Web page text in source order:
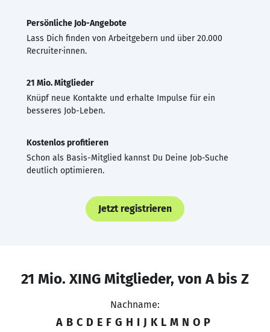
Persönliche Job-Angebote
Lass Dich finden von Arbeitgebern und über 20.000
Recruiter·innen.
21 Mio. Mitglieder
Knüpf neue Kontakte und erhalte Impulse für ein
besseres Job-Leben.
Kostenlos profitieren
Schon als Basis-Mitglied kannst Du Deine Job-Suche
deutlich optimieren.
Jetzt registrieren
21 Mio. XING Mitglieder, von A bis Z
Nachname:
A B C D E F G H I J K L M N O P